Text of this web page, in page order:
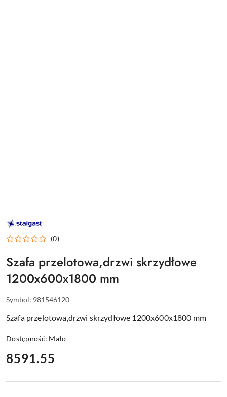
STALGAST
–
WYPOSAŻENIE
DLA
(0)
Szafa przelotowa,drzwi skrzydłowe
1200x600x1800 mm
Symbol: 981546120
Szafa przelotowa,drzwi skrzydłowe 1200x600x1800 mm
Dostępność: Mało
cena:
8591.55